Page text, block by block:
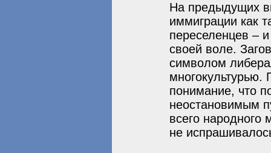
На предыдущих
иммиграции как
переселенцев –
своей воле.
символом
понимание, что
неостановимым
всего народного
не